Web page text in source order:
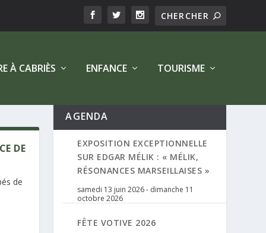
À CABRIÈS ENFANCE TOURISME
DE
de
AGENDA
EXPOSITION EXCEPTIONNELLE
SUR EDGAR MÉLIK : « MÉLIK,
RÉSONANCES MARSEILLAISES »
samedi 13 juin 2026- dimanche 11
octobre 2026
FÊTE VOTIVE 2026